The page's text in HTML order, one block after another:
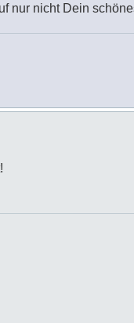
nur nicht Dein